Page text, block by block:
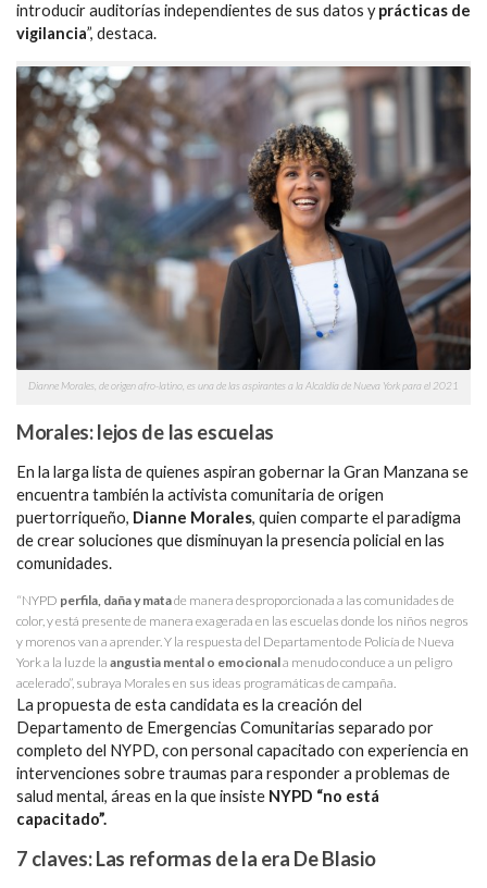
introducir auditorías independientes de sus datos yprácticas de
vigilancia”, destaca.
Dianne Morales, de origen afro-latino, es una de las aspirantes a la Alcaldía de Nueva York para el 2021
Morales: lejos de las escuelas
En la larga lista de quienes aspiran gobernar la Gran Manzana se
encuentra también la activista comunitaria de origen
puertorriqueño, Dianne Morales, quien comparte el paradigma
de crear soluciones que disminuyan la presencia policial en las
comunidades.
“NYPD perfila, daña y matade manera desproporcionada a las comunidades de
color, y está presente de manera exagerada en las escuelas donde los niños negros
y morenos van a aprender. Y la respuesta del Departamento de Policía de Nueva
York a la luz de la angustia mental o emocionala menudo conduce a un peligro
acelerado”, subraya Morales en sus ideas programáticas de campaña.
La propuesta de esta candidata es la creación del
Departamento de Emergencias Comunitarias separado por
completo del NYPD, con personal capacitado con experiencia en
intervenciones sobre traumas para responder a problemas de
salud mental, áreas en la que insiste NYPD “no está
capacitado”.
7 claves: Las reformas de la era De Blasio